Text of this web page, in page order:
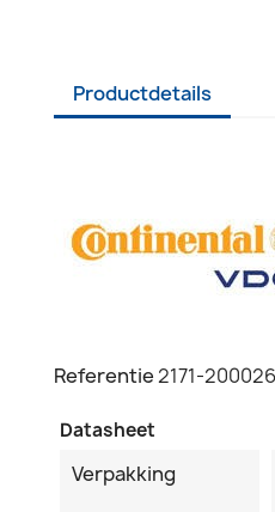
Productdetails
Referentie2171-
Datasheet
Verpakking